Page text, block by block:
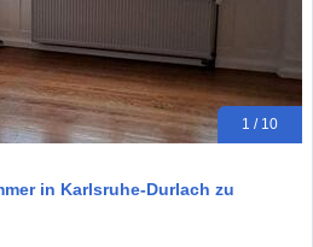
1 / 10
in Karlsruhe-Durlach zu